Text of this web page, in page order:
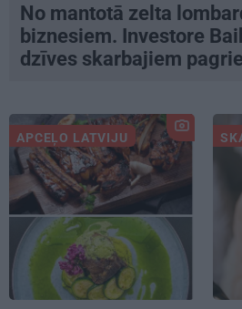
No mantotā zelta
biznesiem. Investore
dzīves skarbajiem
APCEĻO LATVIJU